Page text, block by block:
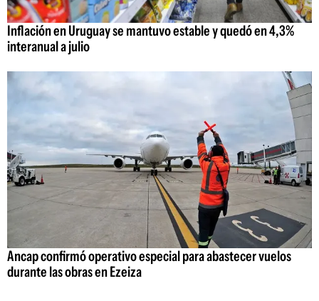
Inflación en Uruguay se mantuvo estable y quedó en 4,3%
interanual a julio
Ancap confirmó operativo especial para abastecer vuelos
durante las obras en Ezeiza